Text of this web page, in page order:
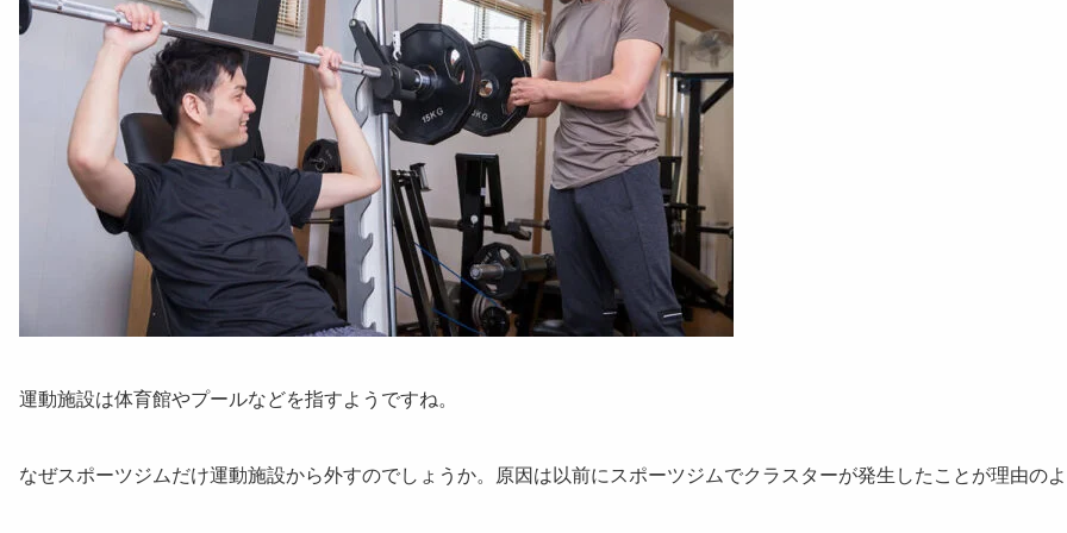
運動施設は体育館やプールなどを指すようですね。
なぜスポーツジムだけ運動施設から外すのでしょうか。原因は以前にスポーツジムでクラスターが発生 したことが理由の